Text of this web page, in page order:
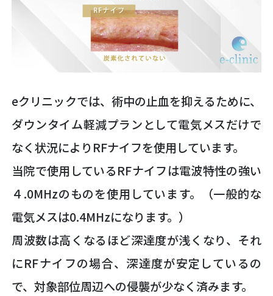
eクリニックでは、術中の止血を抑えるために、
ダウンタイム軽減プランとして電気メスだけで
なく状況によりRFナイフを使用しています。
当院で使用しているRFナイフは電波特性の強い
４.0MHzのものを使用しています。（一般的な
電気メスは0.4MHzになります。）
周波数は高くなるほど深達度が浅くなり、それ
にRFナイフの場合、深達度が安定しているの
で、対象部位周辺への侵襲が少なく済みます。